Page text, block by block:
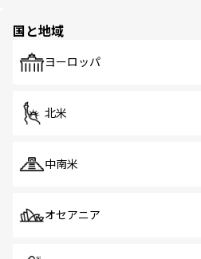
で、ホーカーズは地元の風
国と地域
ヨーロッパ
北米
中南米
オセアニア